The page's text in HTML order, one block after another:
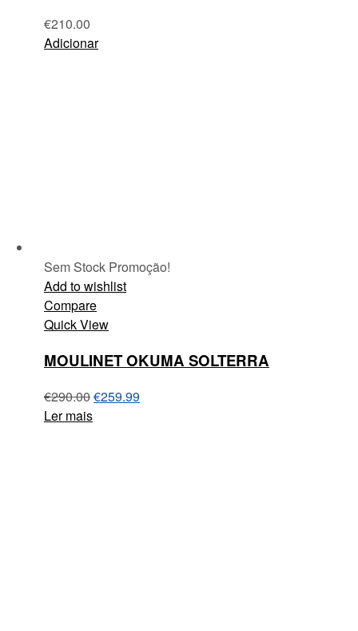
€210.00
Adicionar
Sem Stock Promoção!
Add to wishlist
Compare
Quick View
MOULINET OKUMA SOLTERRA
€290.00€259.99
Ler mais